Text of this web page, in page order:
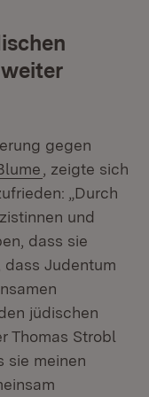
gegen
(Öffnet in
, zeigte sich
„Durch
und
dass sie
Judentum
jüdischen
Thomas Strobl
sie meinen